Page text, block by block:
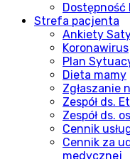
Dostępność
Strefa pacjenta
Ankiety
Koronawirus
Plan
Dieta mamy
Zgłaszanie
Zespół ds.
Zespół ds.
Cennik
Cennik za
medycznej